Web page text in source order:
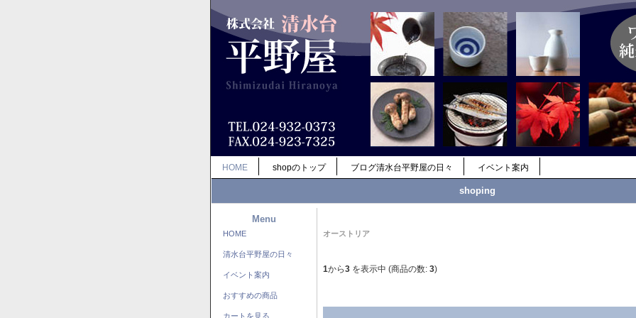
HOME shopのトップ ブログ清水台平野屋の日々 イベント案内
shoping
Menu
HOME
清水台平野屋の日々
イベント案内
おすすめの商品
カートを見る
オーストリア
1から3 を表示中 (商品の数: 3)